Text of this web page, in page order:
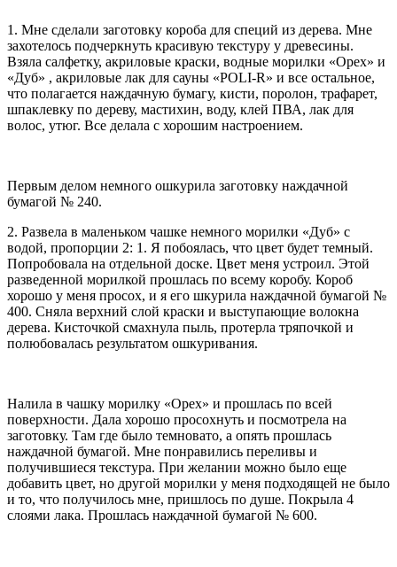
1. Мне сделали заготовку короба для специй из дерева. Мне
захотелось подчеркнуть красивую текстуру у древесины.
Взяла салфетку, акриловые краски, водные морилки «Орех» и
«Дуб» , акриловые лак для сауны «POLI-R» и все остальное,
что полагается наждачную бумагу, кисти, поролон, трафарет,
шпаклевку по дереву, мастихин, воду, клей ПВА, лак для
волос, утюг. Все делала с хорошим настроением.
Первым делом немного ошкурила заготовку наждачной
бумагой № 240.
2. Развела в маленьком чашке немного морилки «Дуб» с
водой, пропорции 2: 1. Я побоялась, что цвет будет темный.
Попробовала на отдельной доске. Цвет меня устроил. Этой
разведенной морилкой прошлась по всему коробу. Короб
хорошо у меня просох, и я его шкурила наждачной бумагой №
400. Сняла верхний слой краски и выступающие волокна
дерева. Кисточкой смахнула пыль, протерла тряпочкой и
полюбовалась результатом ошкуривания.
Налила в чашку морилку «Орех» и прошлась по всей
поверхности. Дала хорошо просохнуть и посмотрела на
заготовку. Там где было темновато, а опять прошлась
наждачной бумагой. Мне понравились переливы и
получившиеся текстура. При желании можно было еще
добавить цвет, но другой морилки у меня подходящей не было
и то, что получилось мне, пришлось по душе. Покрыла 4
слоями лака. Прошлась наждачной бумагой № 600.